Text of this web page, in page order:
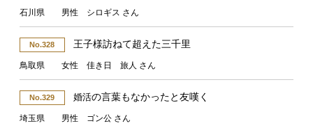
石川県 男性 シロギス さん
No.328 王子様訪ねて超えた三千里
鳥取県 女性 佳き日 旅人 さん
No.329 婚活の言葉もなかったと友嘆く
埼玉県 男性 ゴン公 さん